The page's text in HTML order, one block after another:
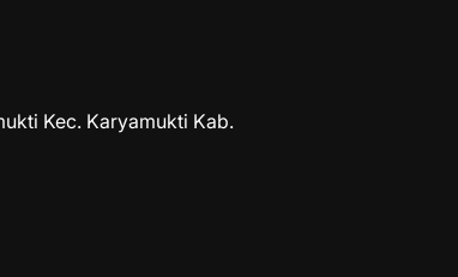
Kec. Karyamukti Kab.